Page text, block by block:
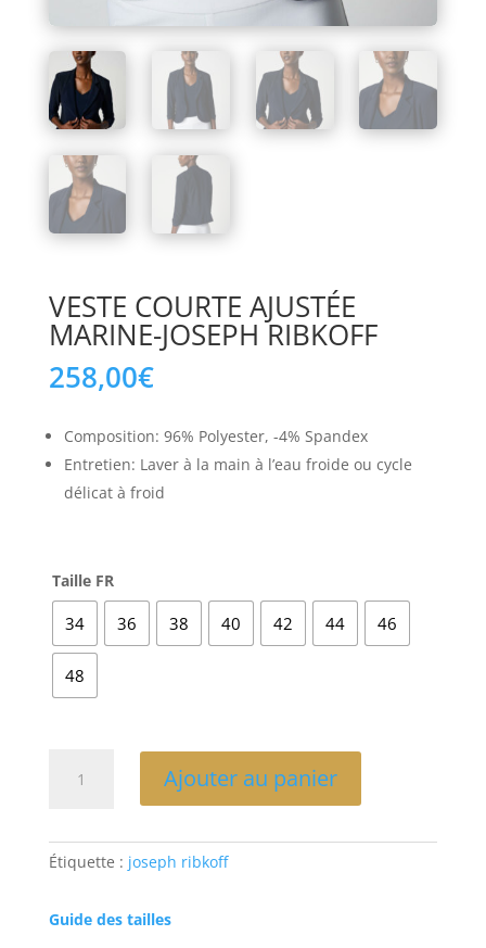
VESTE COURTE AJUSTÉE
MARINE-JOSEPH RIBKOFF
258,00€
Composition: 96% Polyester, -4% Spandex
Entretien: Laver à la main à l’eau froide ou cycle
délicat à froid
Taille FR
34 36 38 40 42 44 46
48
AJUSTÉE
JOSEPH
Ajouter au panier
Étiquette : joseph ribkoff
Guide des tailles